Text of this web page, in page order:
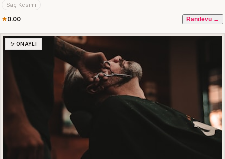
Saç Kesimi
0.00 Randevu →
✨ ONAYLI